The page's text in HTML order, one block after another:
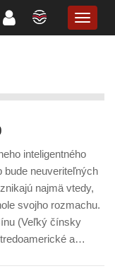
inteligentného
bude neuveriteľných
najmä vtedy,
svojho rozmachu.
(Veľký čínsky
a…